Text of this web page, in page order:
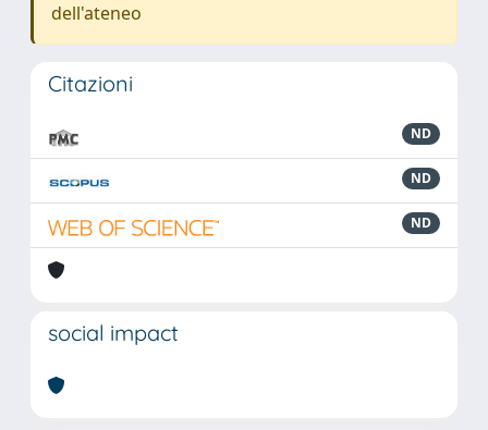
dell'ateneo
Citazioni
ND
ND
ND
social impact